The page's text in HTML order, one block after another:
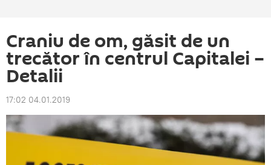
Craniu de om, găsit de un
trecător în centrul Capitalei –
Detalii
17:02 04.01.2019